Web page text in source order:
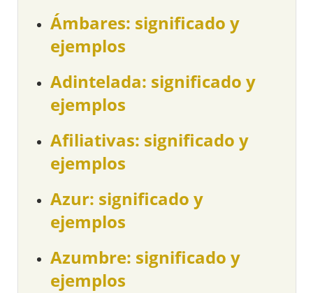
Ámbares: significado y
ejemplos
Adintelada: significado y
ejemplos
Afiliativas: significado y
ejemplos
Azur: significado y
ejemplos
Azumbre: significado y
ejemplos